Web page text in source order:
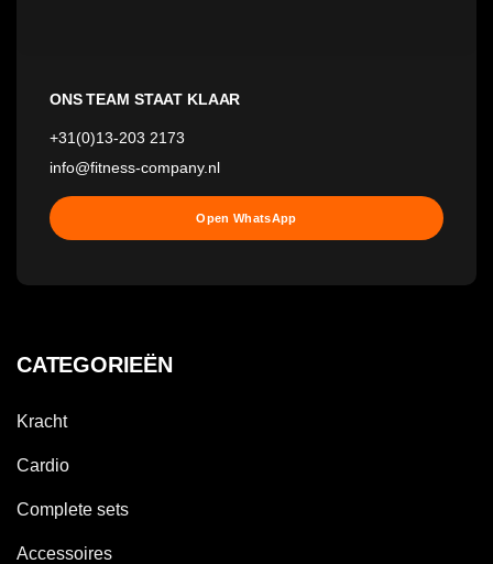
ONS TEAM STAAT KLAAR
+31(0)13-203 2173
info@fitness-company.nl
Open WhatsApp
CATEGORIEËN
Kracht
Cardio
Complete sets
Accessoires